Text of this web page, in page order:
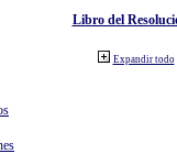
Libro del
Expandir todo